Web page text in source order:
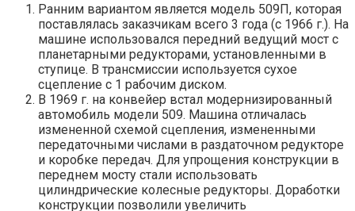
Ранним вариантом является модель 509П, которая
поставлялась заказчикам всего 3 года (с 1966 г.). На
машине использовался передний ведущий мост с
планетарными редукторами, установленными в
ступице. В трансмиссии используется сухое
сцепление с 1 рабочим диском.
В 1969 г. на конвейер встал модернизированный
автомобиль модели 509. Машина отличалась
измененной схемой сцепления, измененными
передаточными числами в раздаточном редукторе
и коробке передач. Для упрощения конструкции в
переднем мосту стали использовать
цилиндрические колесные редукторы. Доработки
конструкции позволили увеличить